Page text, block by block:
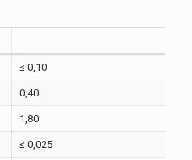
≤ 0,10
0,40
1,80
≤ 0,025